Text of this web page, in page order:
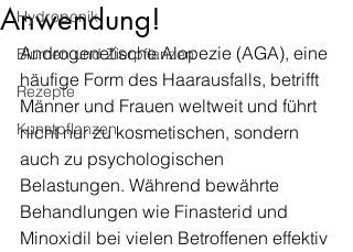
Hydroponik
Blumen und Zierpflanzen
Rezepte
Kunstpflanzen
Anwendung!
Androgenetische Alopezie (AGA), eine
häufige Form des Haarausfalls, betrifft
Männer und Frauen weltweit und führt
nicht nur zu kosmetischen, sondern
auch zu psychologischen
Belastungen. Während bewährte
Behandlungen wie Finasterid und
Minoxidil bei vielen Betroffenen effektiv